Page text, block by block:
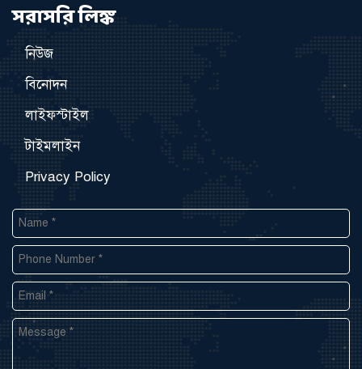
সরাসরি লিঙ্ক
নিউজ
বিনোদন
লাইফস্টাইল
টাইমলাইন
Privacy Policy